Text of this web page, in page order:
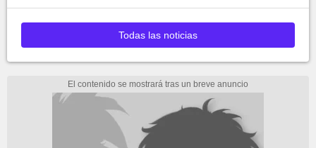
Todas las noticias